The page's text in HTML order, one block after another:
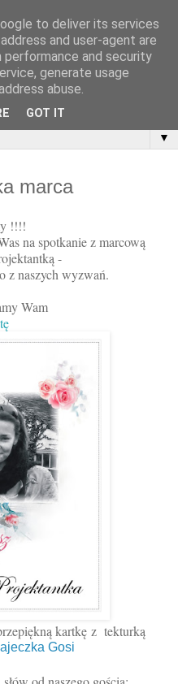
▼
marca
!!!!
na spotkanie z marcową
-
z naszych wyzwań.
Wam
kartkę z tekturką
Gosi
to deliver its services
and user-agent are
performance and security
generate usage
abuse.
GOT IT